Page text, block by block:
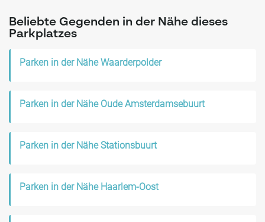
Beliebte Gegenden in der Nähe dieses
Parkplatzes
Parken in der Nähe Waarderpolder
Parken in der Nähe Oude Amsterdamsebuurt
Parken in der Nähe Stationsbuurt
Parken in der Nähe Haarlem-Oost